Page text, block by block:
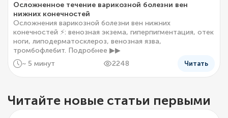
Осложненное течение варикозной болезни вен
нижних конечностей
Осложнения варикозной болезни вен нижних
конечностей ⚡: венозная экзема, гиперпигментация, отек
ноги, липодерматосклероз, венозная язва,
тромбофлебит. Подробнее ▶▶
~ 5 минут
2248 Читать
Читайте новые статьи первыми